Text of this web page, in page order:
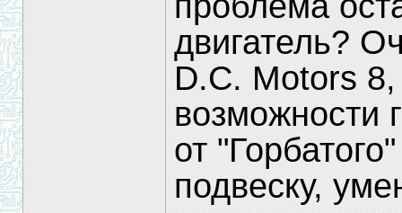
двигатель?
D.C. Motors
возможности
от
подвеску,